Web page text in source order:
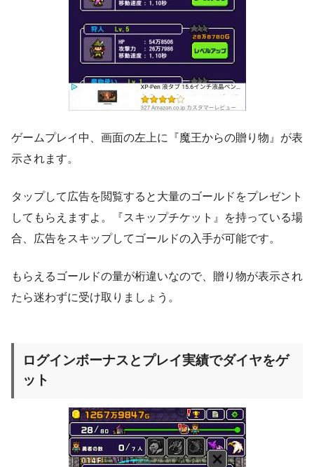
ゲームプレイ中、画面の左上に『魔王からの贈り物』が表
示されます。
タップして広告を閲覧すると大量のゴールドをプレゼント
してもらえますよ。『スキップチケット』を持っている場
合、広告をスキップしてゴールドの入手が可能です。
もらえるゴールドの量が桁違いなので、贈り物が表示され
たら迷わずに受け取りましょう。
ログインボーナスとプレイ実績でダイヤをゲ
ット